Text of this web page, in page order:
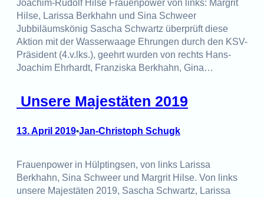
Joachim-Rudolf Hilse Frauenpower von links: Margrit
Hilse, Larissa Berkhahn und Sina Schweer
Jubbiläumskönig Sascha Schwartz überprüft diese
Aktion mit der Wasserwaage Ehrungen durch den KSV-
Präsident (4.v.lks.), geehrt wurden von rechts Hans-
Joachim Ehrhardt, Franziska Berkhahn, Gina…
Unsere Majestäten 2019
13. April 2019•Jan-Christoph Schugk
Frauenpower in Hülptingsen, von links Larissa
Berkhahn, Sina Schweer und Margrit Hilse. Von links
unsere Majestäten 2019, Sascha Schwartz, Larissa